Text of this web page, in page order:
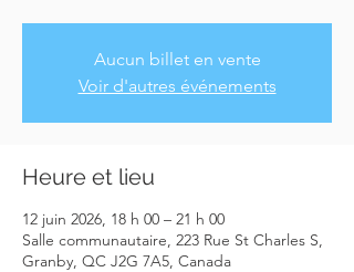
Aucun billet en vente
Voir d'autres événements
Heure et lieu
12 juin 2026, 18 h 00 – 21 h 00
Salle communautaire, 223 Rue St Charles S,
Granby, QC J2G 7A5, Canada